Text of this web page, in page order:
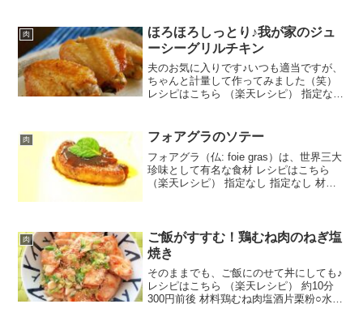
肉
ほろほろしっとり♪我が家のジュ
ーシーグリルチキン
夫のお気に入りです♪いつも適当ですが、
ちゃんと計量して作ってみました（笑）
レシピはこちら （楽天レシピ） 指定なし
しょう●塩ごま油みんなのレビュー
肉 フォアグラのソテー
フォアグラ（仏: foie gras）は、世界三大
珍味として有名な食材 レシピはこちら
（楽天レシピ） 指定なし 指定なし 材料
肉
ご飯がすすむ！鶏むね肉のねぎ塩
焼き
そのままでも、ご飯にのせて丼にしても♪
レシピはこちら （楽天レシピ） 約10分
300円前後 材料鶏むね肉塩酒片栗粉○水○